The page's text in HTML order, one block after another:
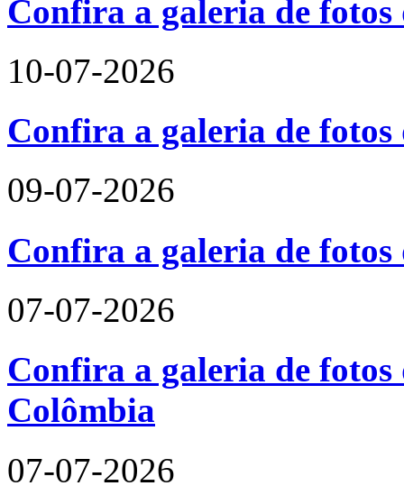
Confira a galeria de
10-07-2026
Confira a galeria de fotos
09-07-2026
Confira a galeria de
07-07-2026
Confira a galeria de fotos
Colômbia
07-07-2026